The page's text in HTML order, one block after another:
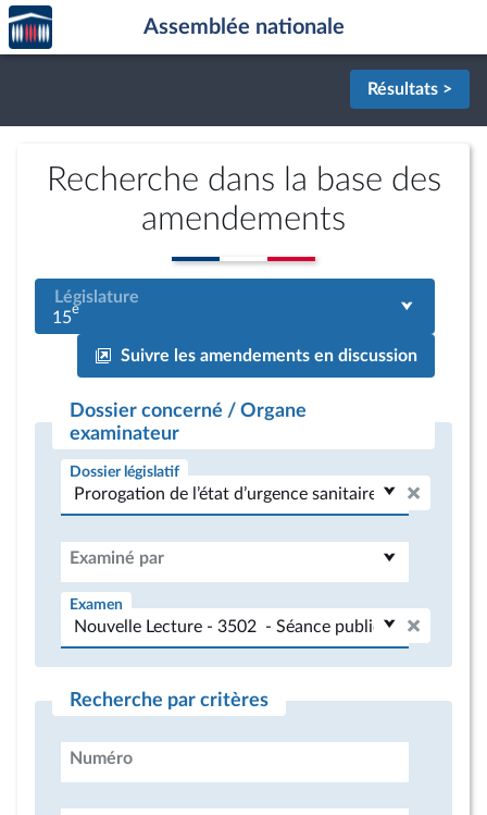
Aller au contenu
Aller en bas de la page
Accèder
à la
page
Assemblée nationale
Résultats >
Recherche dans la base des
amendements
Législature
15e
Suivre les amendements en discussion
Dossier concerné / Organe
examinateur
Dossier législatif
Examiné par
Examen
Recherche par critères
Numéro